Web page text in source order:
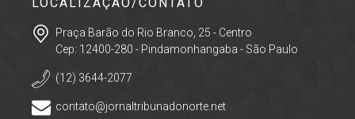
Praça Barão do Rio Branco, 25 - Centro
Cep: 12400-280 - Pindamonhangaba - São Paulo
(12) 3644-2077
contato@jornaltribunadonorte.net